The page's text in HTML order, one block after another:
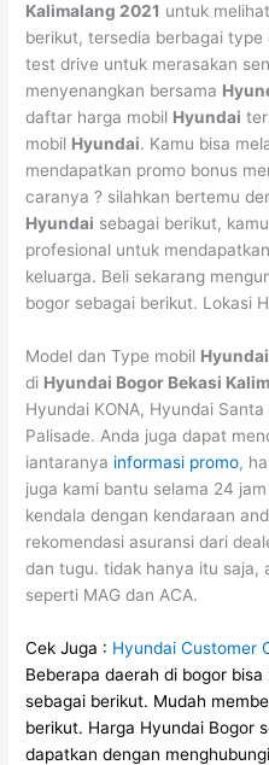
Kalimalang 2021 untuk
berikut, tersedia berbagai type
test drive untuk merasakan
menyenangkan bersama
daftar harga mobil Hyundai
mobil Hyundai. Kamu bisa
mendapatkan promo bonus
caranya ? silahkan bertemu
Hyundai sebagai berikut,
profesional untuk
keluarga. Beli sekarang
bogor sebagai berikut. Lokasi
Model dan Type mobil
di Hyundai Bogor Bekasi
Hyundai KONA, Hyundai
Palisade. Anda juga dapat
iantaranya informasi promo,
juga kami bantu selama 24
kendala dengan kendaraan
rekomendasi asuransi dari
dan tugu. tidak hanya itu saja,
seperti MAG dan ACA.
Cek Juga : Hyundai Customer
Beberapa daerah di bogor
sebagai berikut. Mudah
berikut. Harga Hyundai Bogor
dapatkan dengan